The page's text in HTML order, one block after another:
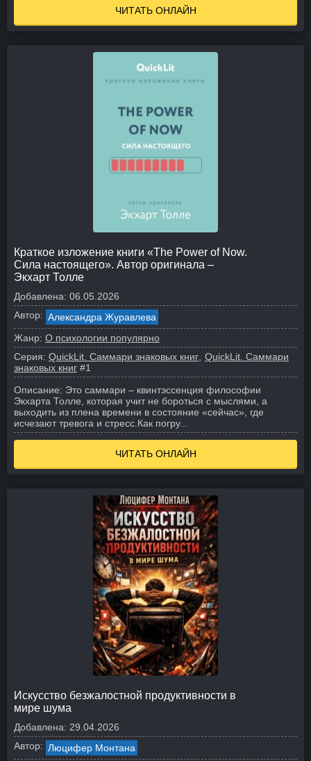
ЧИТАТЬ ОНЛАЙН
Краткое изложение книги «The Power of Now.
Сила настоящего». Автор оригинала –
Экхарт Толле
Добавлена: 06.05.2026
Автор: Александра Журавлева
Жанр: О психологии популярно
Серия: QuickLit. Саммари знаковых книг QuickLit. Саммари
знаковых книг #1
Описание: Это саммари – квинтэссенция философии
Экхарта Толле, которая учит не бороться с мыслями, а
выходить из плена времени в состояние «сейчас», где
исчезают тревога и стресс. Как погру...
ЧИТАТЬ ОНЛАЙН
Искусство безжалостной продуктивности в
мире шума
Добавлена: 29.04.2026
Автор: Люцифер Монтана